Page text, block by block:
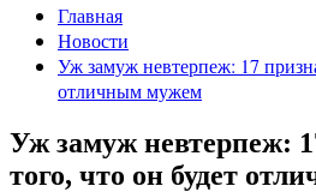
Главная
Новости
Уж замуж невтерпеж: 17
отличным мужем
Уж замуж невтерпеж:
того, что он будет